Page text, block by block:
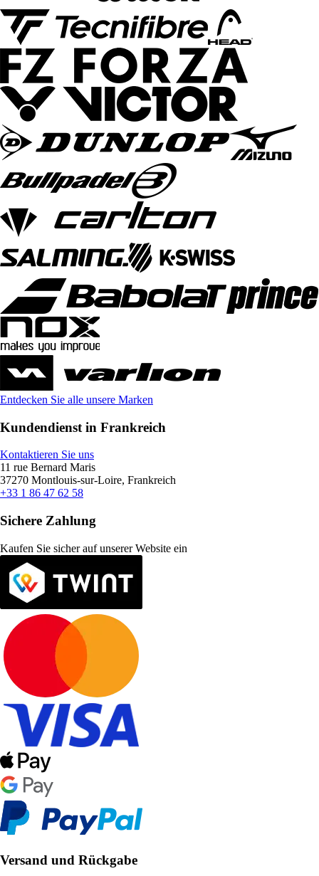
Entdecken Sie alle unsere Marken
Kundendienst in Frankreich
Kontaktieren Sie uns
11 rue Bernard Maris
37270 Montlouis-sur-Loire, Frankreich
+33 1 86 47 62 58
Sichere Zahlung
Kaufen Sie sicher auf unserer Website ein
Versand und Rückgabe